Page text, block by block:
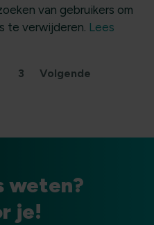
van gebruikers om
te verwijderen. Lees
Berichten
3 Volgende
weten?
je!